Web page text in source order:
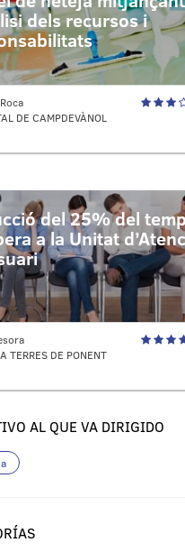
dels recursos i
DE CAMPDEVÀNOL
del 25% del
a la Unitat
TERRES DE PONENT
AL QUE VA DIRIGIDO